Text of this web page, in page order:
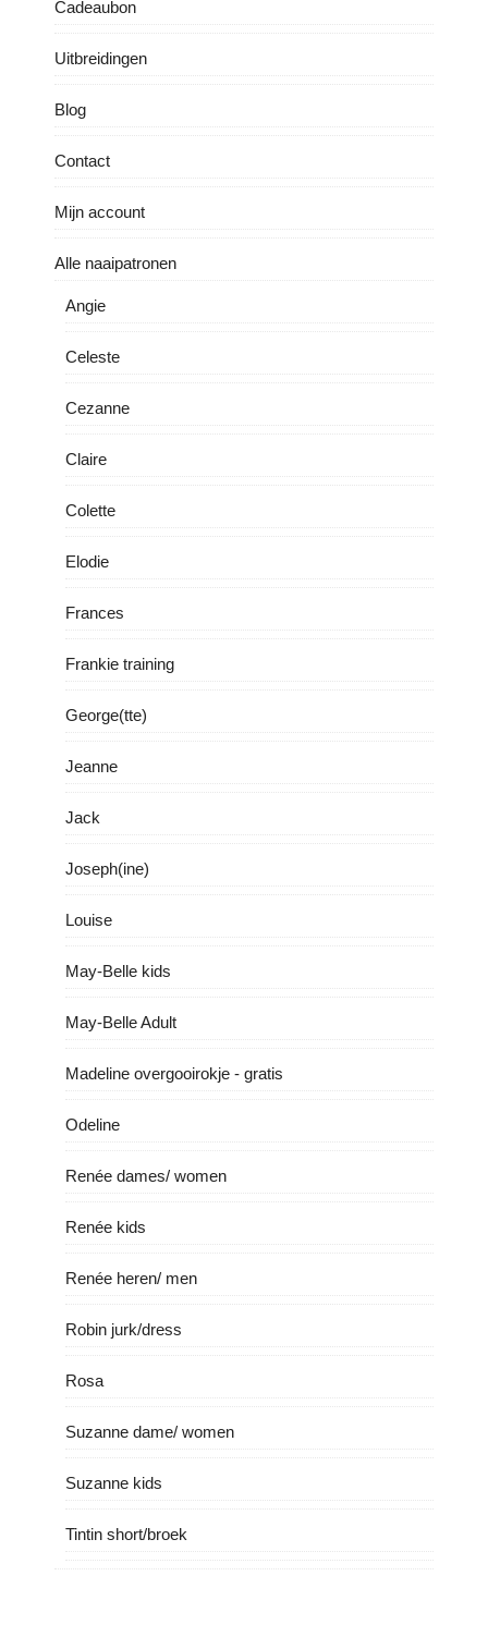
Cadeaubon
Uitbreidingen
Blog
Contact
Mijn account
Alle naaipatronen
Angie
Celeste
Cezanne
Claire
Colette
Elodie
Frances
Frankie training
George(tte)
Jeanne
Jack
Joseph(ine)
Louise
May-Belle kids
May-Belle Adult
Madeline overgooirokje - gratis
Odeline
Renée dames/ women
Renée kids
Renée heren/ men
Robin jurk/dress
Rosa
Suzanne dame/ women
Suzanne kids
Tintin short/broek